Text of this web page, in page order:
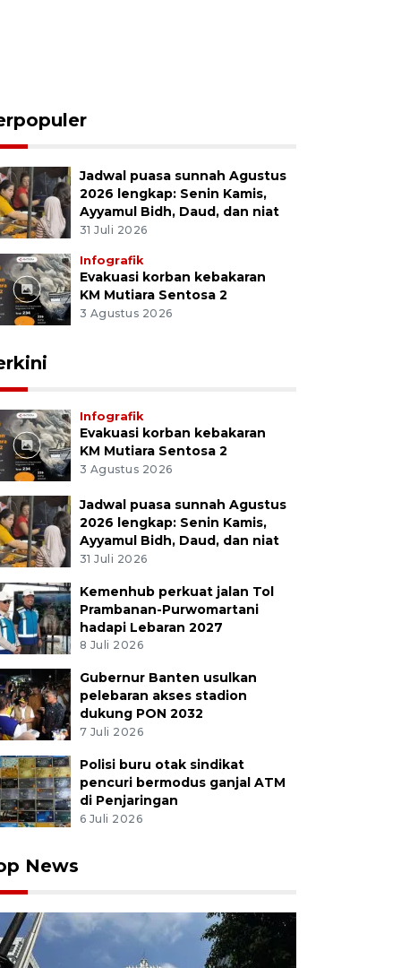
Jadwal puasa sunnah Agustus
2026 lengkap: Senin Kamis,
Ayyamul Bidh, Daud, dan niat
31 Juli 2026
Infografik
Evakuasi korban kebakaran
KM Mutiara Sentosa 2
3 Agustus 2026
Infografik
Evakuasi korban kebakaran
KM Mutiara Sentosa 2
3 Agustus 2026
Jadwal puasa sunnah Agustus
2026 lengkap: Senin Kamis,
Ayyamul Bidh, Daud, dan niat
31 Juli 2026
Kemenhub perkuat jalan Tol
Prambanan-Purwomartani
hadapi Lebaran 2027
8 Juli 2026
Gubernur Banten usulkan
pelebaran akses stadion
dukung PON 2032
7 Juli 2026
Polisi buru otak sindikat
pencuri bermodus ganjal ATM
di Penjaringan
6 Juli 2026
News